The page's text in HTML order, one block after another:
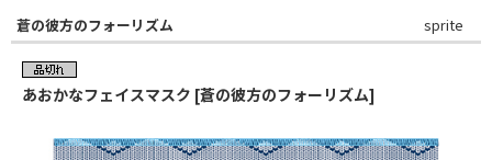
蒼の彼方のフォーリズム sprite
あおかなフェイスマスク [蒼の彼方のフォーリズム]